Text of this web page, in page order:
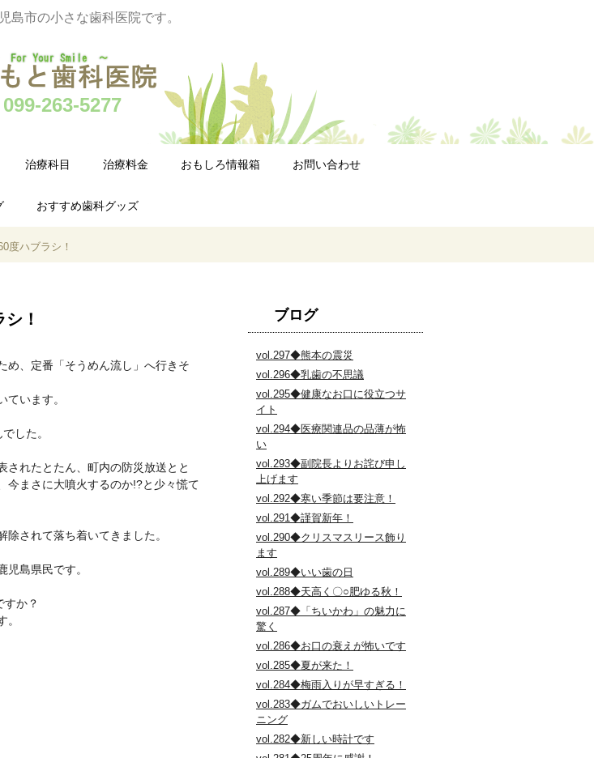
島市の小さな歯科医院です。
263-5277
治療科目 治療料金 おもしろ情報箱 お問い合わせ
おすすめ歯科グッズ
度ハブラシ！
！
め、定番「そうめん流し」へ行きそ
います。
した。
されたとたん、町内の防災放送とと
今まさに大噴火するのか!?と少々慌て
されて落ち着いてきました。
島県民です。
すか？
ブログ
vol.297◆熊本の震災
vol.296◆乳歯の不思議
vol.295◆健康なお口に役立つサ
イト
vol.294◆医療関連品の品薄が怖
い
vol.293◆副院長よりお詫び申し
上げます
vol.292◆寒い季節は要注意！
vol.291◆謹賀新年！
vol.290◆クリスマスリース飾り
ます
vol.289◆いい歯の日
vol.288◆天高く〇○肥ゆる秋！
vol.287◆「ちいかわ」の魅力に
驚く
vol.286◆お口の衰えが怖いです
vol.285◆夏が来た！
vol.284◆梅雨入りが早すぎる！
vol.283◆ガムでおいしいトレー
ニング
vol.282◆新しい時計です